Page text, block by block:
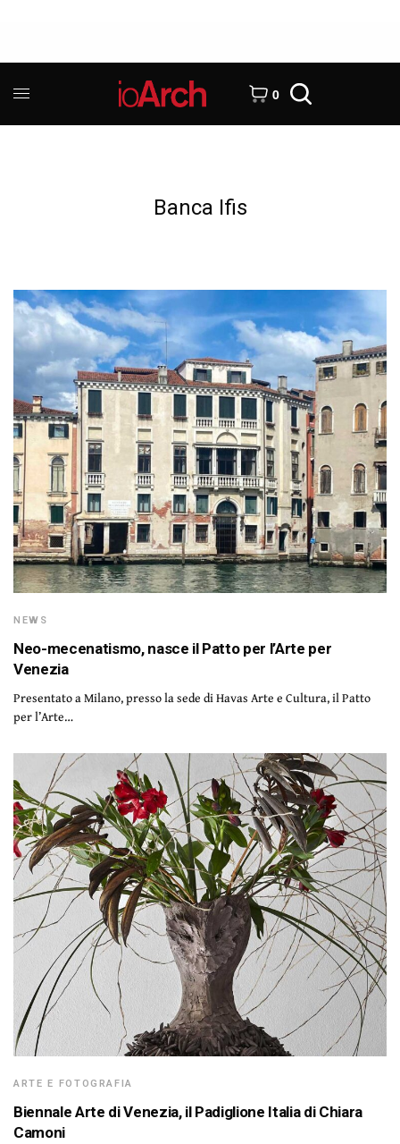
0
Banca Ifis
NEWS
Neo-mecenatismo, nasce il Patto per l’Arte per
Venezia
Presentato a Milano, presso la sede di Havas Arte e Cultura, il Patto
per l’Arte…
ARTE E FOTOGRAFIA
Biennale Arte di Venezia, il Padiglione Italia di Chiara
Camoni